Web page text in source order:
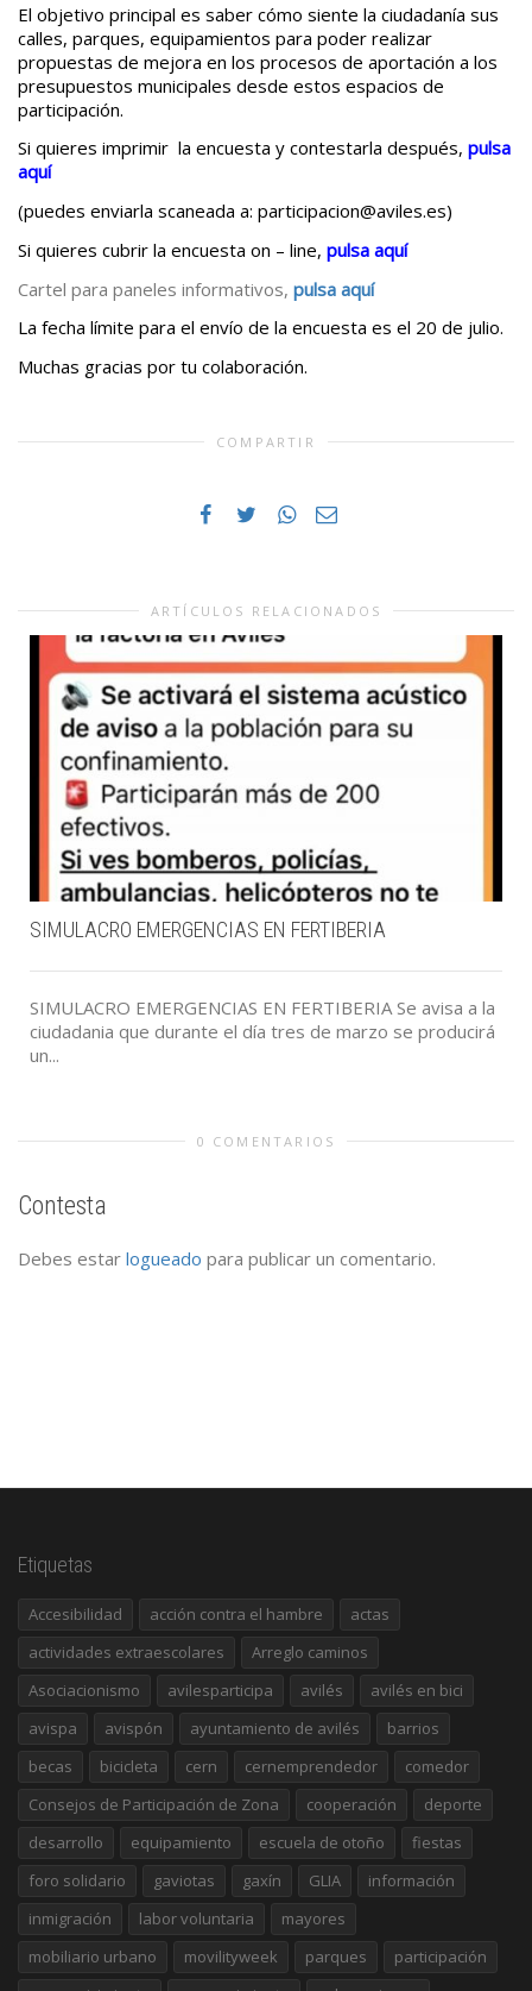
El objetivo principal es saber cómo siente la ciudadanía sus
calles, parques, equipamientos para poder realizar
propuestas de mejora en los procesos de aportación a los
presupuestos municipales desde estos espacios de
participación.
Si quieres imprimir la encuesta y contestarla después, pulsa
aquí
(puedes enviarla scaneada a: participacion@aviles.es)
Si quieres cubrir la encuesta on – line, pulsa aquí
Cartel para paneles informativos, pulsa aquí
La fecha límite para el envío de la encuesta es el 20 de julio.
Muchas gracias por tu colaboración.
COMPARTIR
ARTÍCULOS RELACIONADOS
SIMULACRO EMERGENCIAS EN FERTIBERIA
SIMULACRO EMERGENCIAS EN FERTIBERIA Se avisa a la
ciudadania que durante el día tres de marzo se producirá
un...
0 COMENTARIOS
Contesta
Debes estar logueado para publicar un comentario.
Etiquetas
Accesibilidad acción contra el hambre
actas
actividades extraescolares
Arreglo caminos
Asociacionismo
avilesparticipa avilés
avilés en bici
avispa
avispón ayuntamiento de avilés
barrios
becas
bicicleta cern cernemprendedor
comedor
Consejos de Participación de Zona
cooperación
deporte
desarrollo
equipamiento escuela de otoño
fiestas
foro solidario
gaviotas gaxín GLIA
información
inmigración
labor voluntaria
mayores
mobiliario urbano
movilityweek parques
participación